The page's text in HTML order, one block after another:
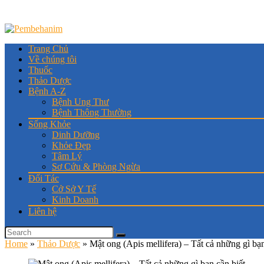
Trang Chủ
Về chúng tôi
Thuốc
Thảo Dược
Bệnh A-Z
Bệnh Ung Thư
Bệnh Thông Thường
Sống Khỏe
Dinh Dưỡng
Khỏe Đẹp
Tâm Lý
Sơ Cứu & Phòng Ngừa
Đối Tác
Cở Sở Y Tế
Kinh Doanh
Liên hệ
Home » Thảo Dược » Mật ong (Apis mellifera) – Tất cả những gì